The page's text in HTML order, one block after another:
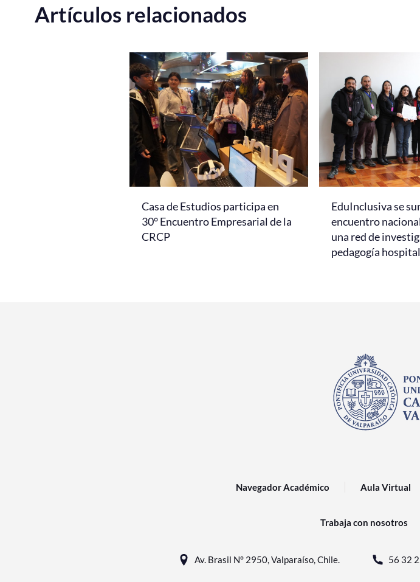
Artículos relacionados
Casa de Estudios participa en
30° Encuentro Empresarial de la
CRCP
EduInclusiva se
encuentro
una red de
pedagogía
Navegador Académico Aula Virtual
Trabaja con nosotros
Av. Brasil N° 2950, Valparaíso, Chile. 56 32